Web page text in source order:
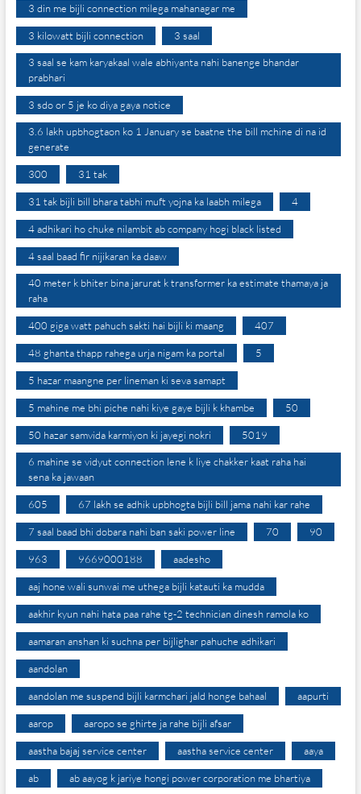
3 din me bijli connection milega mahanagar me
3 kilowatt bijli connection 3 saal
3 saal se kam karyakaal wale abhiyanta nahi banenge bhandar
prabhari
3 sdo or 5 je ko diya gaya notice
3.6 lakh upbhogtaon ko 1 January se baatne the bill mchine di na id
generate
300 31 tak
31 tak bijli bill bhara tabhi muft yojna ka laabh milega 4
4 adhikari ho chuke nilambit ab company hogi black listed
4 saal baad fir nijikaran ka daaw
40 meter k bhiter bina jarurat k transformer ka estimate thamaya ja
raha
400 giga watt pahuch sakti hai bijli ki maang 407
48 ghanta thapp rahega urja nigam ka portal 5
5 hazar maangne per lineman ki seva samapt
5 mahine me bhi piche nahi kiye gaye bijli k khambe 50
50 hazar samvida karmiyon ki jayegi nokri 5019
6 mahine se vidyut connection lene k liye chakker kaat raha hai
sena ka jawaan
605 67 lakh se adhik upbhogta bijli bill jama nahi kar rahe
7 saal baad bhi dobara nahi ban saki power line 70 90
963 9669000188 aadesho
aaj hone wali sunwai me uthega bijli katauti ka mudda
aakhir kyun nahi hata paa rahe tg-2 technician dinesh ramola ko
aamaran anshan ki suchna per bijlighar pahuche adhikari
aandolan
aandolan me suspend bijli karmchari jald honge bahaal aapurti
aarop aaropo se ghirte ja rahe bijli afsar
aastha bajaj service center aastha service center aaya
ab ab aayog k jariye hongi power corporation me bhartiya